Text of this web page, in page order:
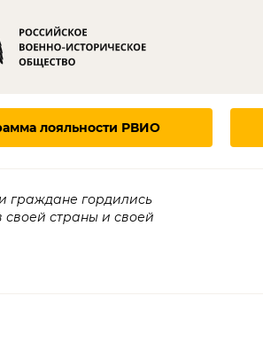
лояльности РВИО
граждане гордились
своей страны и своей